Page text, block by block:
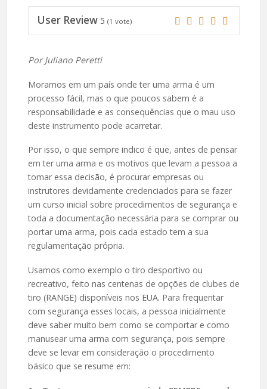
User Review 5 (1 vote)
Por Juliano Peretti
Moramos em um país onde ter uma arma é um
processo fácil, mas o que poucos sabem é a
responsabilidade e as consequências que o mau uso
deste instrumento pode acarretar.
Por isso, o que sempre indico é que, antes de pensar
em ter uma arma e os motivos que levam a pessoa a
tomar essa decisão, é procurar empresas ou
instrutores devidamente credenciados para se fazer
um curso inicial sobre procedimentos de segurança e
toda a documentação necessária para se comprar ou
portar uma arma, pois cada estado tem a sua
regulamentação própria.
Usamos como exemplo o tiro desportivo ou
recreativo, feito nas centenas de opções de clubes de
tiro (RANGE) disponíveis nos EUA. Para frequentar
com segurança esses locais, a pessoa inicialmente
deve saber muito bem como se comportar e como
manusear uma arma com segurança, pois sempre
deve se levar em consideração o procedimento
básico que se resume em: